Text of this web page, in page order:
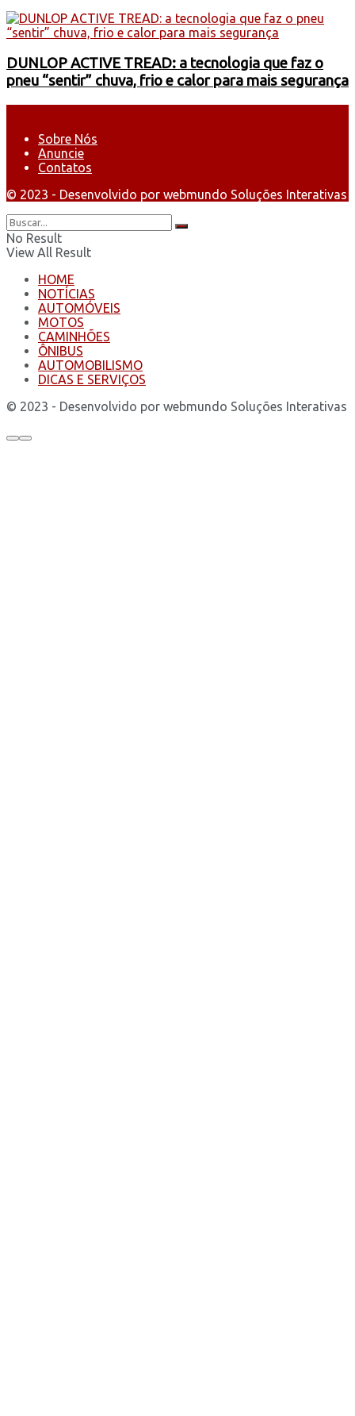
DUNLOP ACTIVE TREAD: a tecnologia que faz o
pneu “sentir” chuva, frio e calor para mais segurança
Sobre Nós
Anuncie
Contatos
© 2023 - Desenvolvido por webmundo Soluções Interativas
No Result
View All Result
HOME
NOTÍCIAS
AUTOMÓVEIS
MOTOS
CAMINHÕES
ÔNIBUS
AUTOMOBILISMO
DICAS E SERVIÇOS
© 2023 - Desenvolvido por webmundo Soluções Interativas